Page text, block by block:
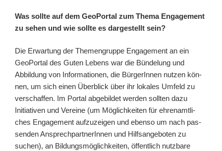
Was soll­te auf dem GeoPortal zum Thema Engagement
zu sehen und wie soll­te es dar­ge­stellt sein?
Die Erwartung der Themengruppe Engagement an ein
GeoPortal des Guten Lebens war die Bündelung und
Abbildung von Informationen, die BürgerInnen nut­zen kön­
nen, um sich einen Überblick über ihr loka­les Umfeld zu
ver­schaf­fen. Im Portal abge­bil­det wer­den soll­ten dazu
Initiativen und Vereine (um Möglichkeiten für ehren­amt­li­
ches Engagement auf­zu­zei­gen und eben­so um nach pas­
sen­den AnsprechpartnerInnen und Hilfsangeboten zu
suchen), an Bildungsmöglichkeiten, öffent­lich nutz­ba­re